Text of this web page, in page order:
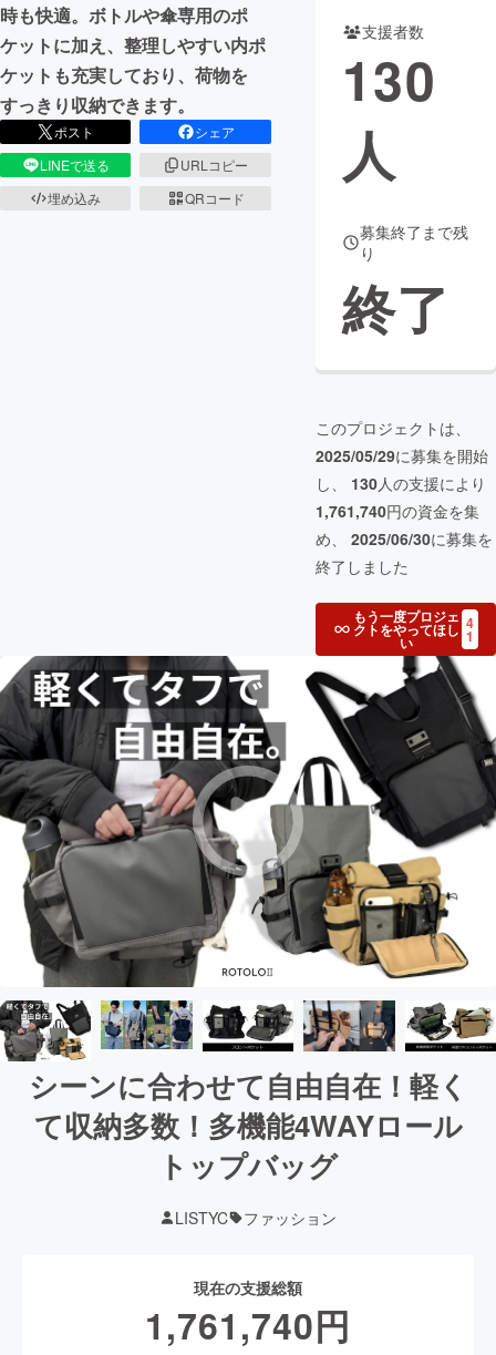
時も快適。ボトルや傘専用のポ
ケットに加え、整理しやすい内ポ
ケットも充実しており、荷物を
すっきり収納できます。
ポスト
シェア
LINEで送る
URLコピー
埋め込み
QRコード
支援者数
130
人
募集終了まで残
り
終了
このプロジェクトは、
2025/05/29に募集を開始
し、 130人の支援により
1,761,740円の資金を集
め、 2025/06/30に募集を
終了しました
もう一度プロジェ
クトをやってほし
い
4
1
シーンに合わせて自由自在！軽く
て収納多数！多機能4WAYロール
トップバッグ
LISTYC ファッション
現在の支援総額
1,761,740円